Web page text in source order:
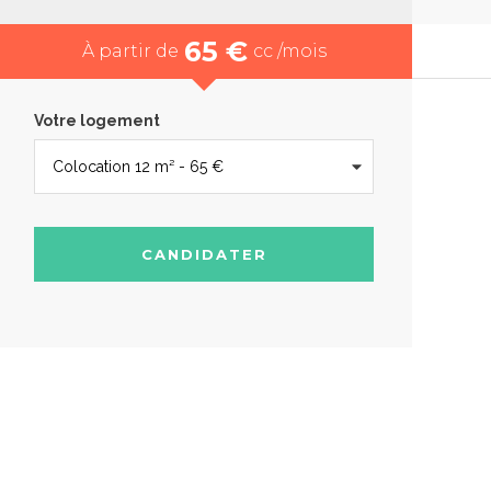
À partir de 65 € cc /mois
Votre logement
CANDIDATER